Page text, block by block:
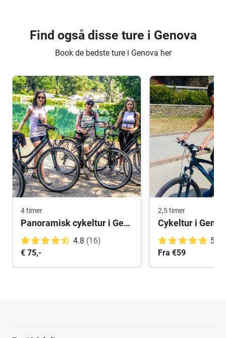
Find også disse ture i Genova
Book de bedste ture i Genova her
4 timer
Panoramisk cykeltur i Genova
4.8 (16)
€ 75,-
2,5 timer
5.0
Fra €59